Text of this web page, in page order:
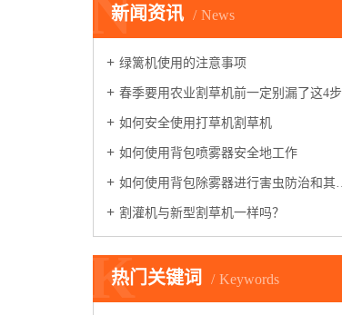
新闻资讯 News
绿篱机使用的注意事项
春季要用农业割草机前一定别漏了这4步
如何安全使用打草机割草机
如何使用背包喷雾器安全地工作
如何使用背包除雾器进行害虫防治和其他处理
割灌机与新型割草机一样吗？
热门关键词 Keywords
K